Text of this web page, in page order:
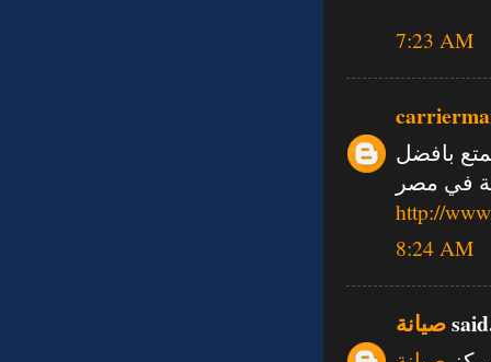
7:23 AM
بافضل
في مصر
http://
8:24 AM
صيانة